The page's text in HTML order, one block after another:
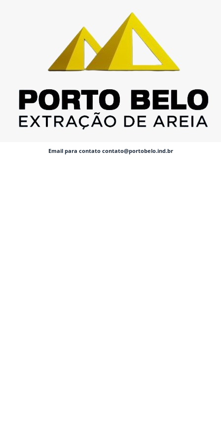
Email para contato contato@portobelo.ind.br